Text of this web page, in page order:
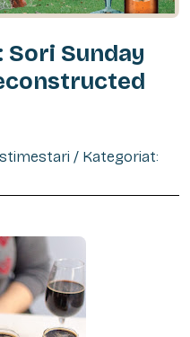
Sori Sunday
/ Kategoriat: